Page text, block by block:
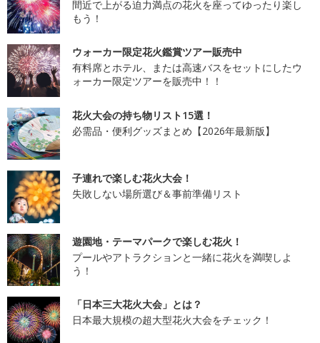
間近で上がる迫力満点の花火を座ってゆったり楽し
もう！
ウォーカー限定花火鑑賞ツアー販売中
有料席とホテル、または高速バスをセットにしたウ
ォーカー限定ツアーを販売中！！
花火大会の持ち物リスト15選！
必需品・便利グッズまとめ【2026年最新版】
子連れで楽しむ花火大会！
失敗しない場所選び＆事前準備リスト
遊園地・テーマパークで楽しむ花火！
プールやアトラクションと一緒に花火を満喫しよ
う！
「日本三大花火大会」とは？
日本最大規模の超大型花火大会をチェック！